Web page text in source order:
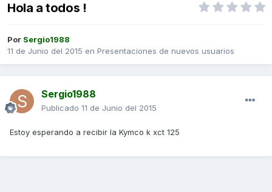
Hola a todos !
Por Sergio1988
11 de Junio del 2015 en Presentaciones de nuevos usuarios
Sergio1988
Publicado 11 de Junio del 2015
Estoy esperando a recibir la Kymco k xct 125